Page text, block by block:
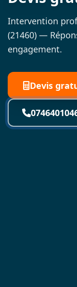
Intervention
(21460) —
engagement.
Devis